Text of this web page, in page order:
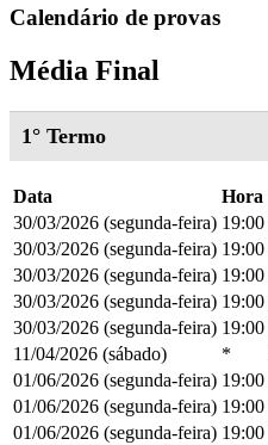
Calendário de provas
Média Final
1° Termo
Data Hora
30/03/2026 (segunda-feira) 19:00
30/03/2026 (segunda-feira) 19:00
30/03/2026 (segunda-feira) 19:00
30/03/2026 (segunda-feira) 19:00
30/03/2026 (segunda-feira) 19:00
11/04/2026 (sábado)
*
01/06/2026 (segunda-feira) 19:00
01/06/2026 (segunda-feira) 19:00
01/06/2026 (segunda-feira) 19:00